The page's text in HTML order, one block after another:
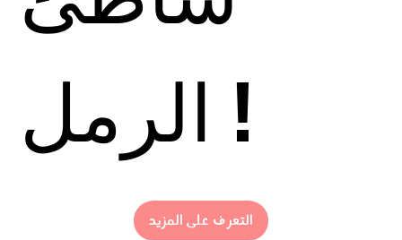
الرمل !
التعرف على المزيد